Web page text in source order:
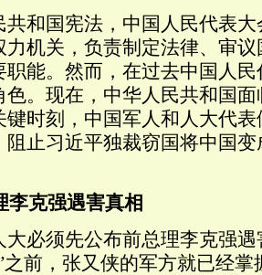
共和国宪法，中国人民代表
力机关，负责制定法律、审
职能。然而，在过去中国人
色。现在，中华人民共和国
键时刻，中国军人和人大代
阻止习近平独裁窃国将中国
李克强遇害真相
大必须先公布前总理李克强
之前，张又侠的军方就已经